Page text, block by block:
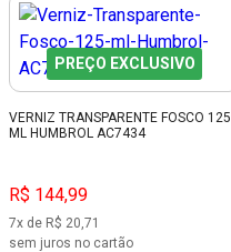
PREÇO EXCLUSIVO
VERNIZ TRANSPARENTE FOSCO 125
ML HUMBROL AC7434
R$ 144,99
7x de R$ 20,71
sem juros no cartão